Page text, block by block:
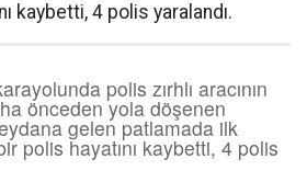
kaybetti, 4 polis yaralandı.
polis zırhlı aracının
önceden yola döşenen
gelen patlamada ilk
polis hayatını kaybetti, 4 polis